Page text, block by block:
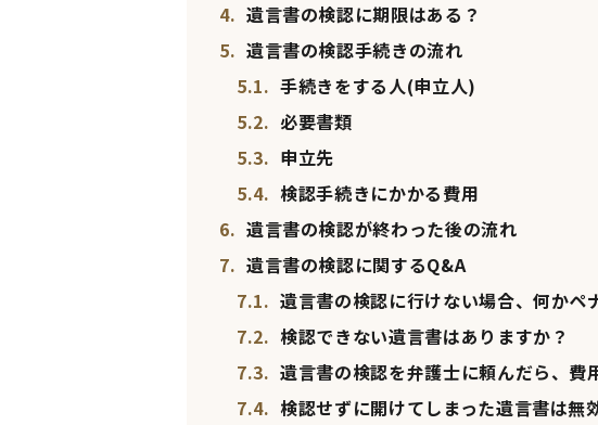
4. 遺言書の検認に期限はある？
5. 遺言書の検認手続きの流れ
5.1. 手続きをする人(申立人)
5.2. 必要書類
5.3. 申立先
5.4. 検認手続きにかかる費用
6. 遺言書の検認が終わった後の流れ
7. 遺言書の検認に関するQ&A
7.1. 遺言書の検認に行けない場合、何かペ
7.2. 検認できない遺言書はありますか？
7.3. 遺言書の検認を弁護士に頼んだら、費
7.4. 検認せずに開けてしまった遺言書は無